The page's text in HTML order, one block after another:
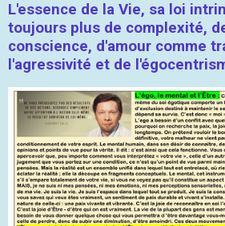
L'essence de la Vie, sa loi
toujours plus de complexité,
conscience, d'amour comme
l'agressivité et de